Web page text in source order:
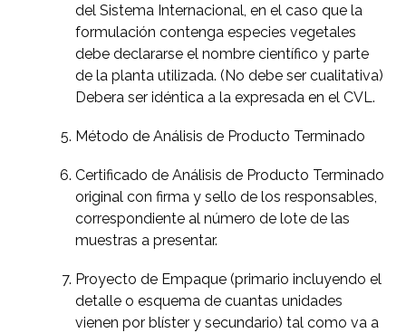
del Sistema Internacional, en el caso que la
formulación contenga especies vegetales
debe declararse el nombre científico y parte
de la planta utilizada. (No debe ser cualitativa)
Debera ser idéntica a la expresada en el CVL.
Método de Análisis de Producto Terminado
Certificado de Análisis de Producto Terminado
original con firma y sello de los responsables,
correspondiente al número de lote de las
muestras a presentar.
Proyecto de Empaque (primario incluyendo el
detalle o esquema de cuantas unidades
vienen por blíster y secundario) tal como va a